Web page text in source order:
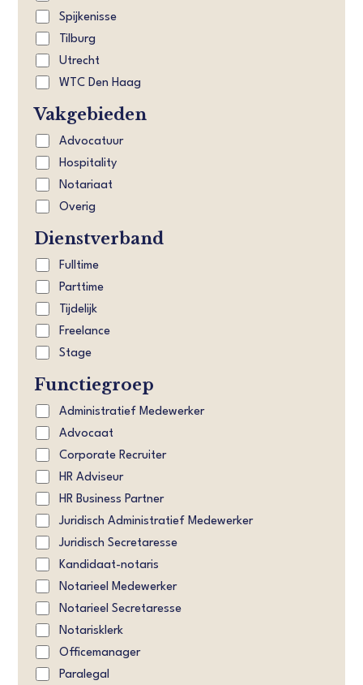
Spijkenisse
Tilburg
Utrecht
WTC Den Haag
Vakgebieden
Advocatuur
Hospitality
Notariaat
Overig
Dienstverband
Fulltime
Parttime
Tijdelijk
Freelance
Stage
Functiegroep
Administratief Medewerker
Advocaat
Corporate Recruiter
HR Adviseur
HR Business Partner
Juridisch Administratief Medewerker
Juridisch Secretaresse
Kandidaat-notaris
Notarieel Medewerker
Notarieel Secretaresse
Notarisklerk
Officemanager
Paralegal